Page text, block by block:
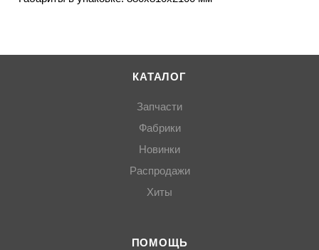
КАТАЛОГ
Запчасти
Фабрики
Новинки
Распродажи
Хиты
ПОМОЩЬ